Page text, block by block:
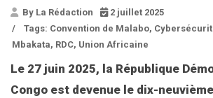
By La Rédaction
2 juillet 2025
/
Tags: Convention de Malabo,
Mbakata, RDC, Union Africaine
Le 27 juin 2025, la République
Congo est devenue le dix-